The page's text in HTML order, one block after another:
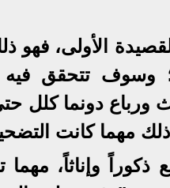
الأولى، فهو
وسوف تتحقق
ورباع دونما كلل
مهما كانت
وإناثاً،